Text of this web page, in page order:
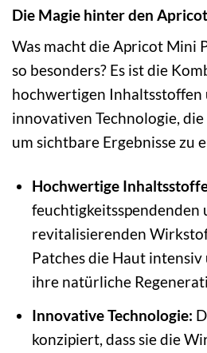
Die Magie hinter den
Was macht die Apricot Mini
so besonders? Es ist die
hochwertigen Inhaltsstoffen
innovativen Technologie,
um sichtbare Ergebnisse zu
Hochwertige
feuchtigkeitsspendenden
revitalisierenden
Patches die Haut
ihre natürliche
Innovative Technologie:
konzipiert, dass sie die